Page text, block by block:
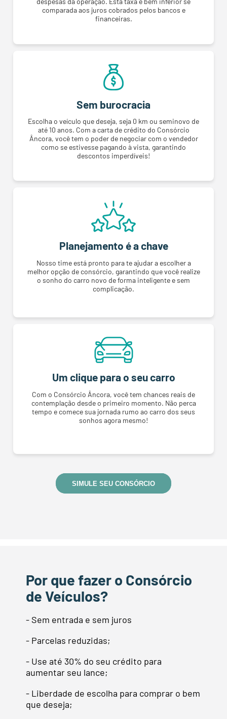
comparada aos juros cobrados pelos bancos e
financeiras.
Sem burocracia
Escolha o veículo que deseja, seja 0 km ou seminovo de
até 10 anos. Com a carta de crédito do Consórcio
Âncora, você tem o poder de negociar com o vendedor
como se estivesse pagando à vista, garantindo
descontos imperdíveis!
Planejamento é a chave
Nosso time está pronto para te ajudar a escolher a
melhor opção de consórcio, garantindo que você realize
o sonho do carro novo de forma inteligente e sem
complicação.
Um clique para o seu carro
Com o Consórcio Âncora, você tem chances reais de
contemplação desde o primeiro momento. Não perca
tempo e comece sua jornada rumo ao carro dos seus
sonhos agora mesmo!
SIMULE SEU CONSÓRCIO
Por que fazer o Consórcio
de Veículos?
- Sem entrada e sem juros
- Parcelas reduzidas;
- Use até 30% do seu crédito para
aumentar seu lance;
- Liberdade de escolha para comprar o bem
que deseja;